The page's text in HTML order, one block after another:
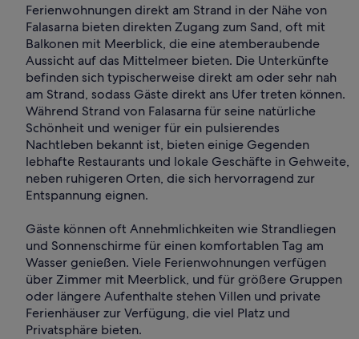
Ferienwohnungen direkt am Strand in der Nähe von
Falasarna bieten direkten Zugang zum Sand, oft mit
Balkonen mit Meerblick, die eine atemberaubende
Aussicht auf das Mittelmeer bieten. Die Unterkünfte
befinden sich typischerweise direkt am oder sehr nah
am Strand, sodass Gäste direkt ans Ufer treten können.
Während Strand von Falasarna für seine natürliche
Schönheit und weniger für ein pulsierendes
Nachtleben bekannt ist, bieten einige Gegenden
lebhafte Restaurants und lokale Geschäfte in Gehweite,
neben ruhigeren Orten, die sich hervorragend zur
Entspannung eignen.
Gäste können oft Annehmlichkeiten wie Strandliegen
und Sonnenschirme für einen komfortablen Tag am
Wasser genießen. Viele Ferienwohnungen verfügen
über Zimmer mit Meerblick, und für größere Gruppen
oder längere Aufenthalte stehen Villen und private
Ferienhäuser zur Verfügung, die viel Platz und
Privatsphäre bieten.